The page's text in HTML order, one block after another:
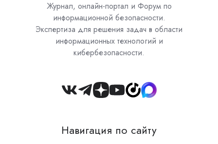
Журнал, онлайн-портал и Форум по
информационной безопасности.
Экспертиза для решения задач в области
информационных технологий и
кибербезопасности.
Join
Slack
Навигация по сайту